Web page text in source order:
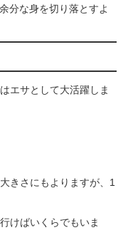
分な身を切り落とすよ
エサとして大活躍しま
きさにもよりますが、1
けばいくらでもいま